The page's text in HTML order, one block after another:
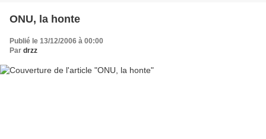
ONU, la honte
Publié le 13/12/2006 à 00:00
Par drzz